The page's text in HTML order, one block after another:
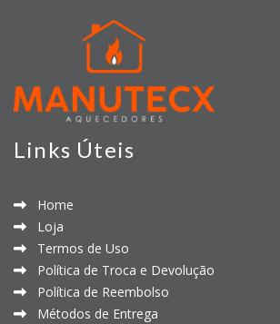
Links Úteis
Home
Loja
Termos de Uso
Política de Troca e Devolução
Política de Reembolso
Métodos de Entrega